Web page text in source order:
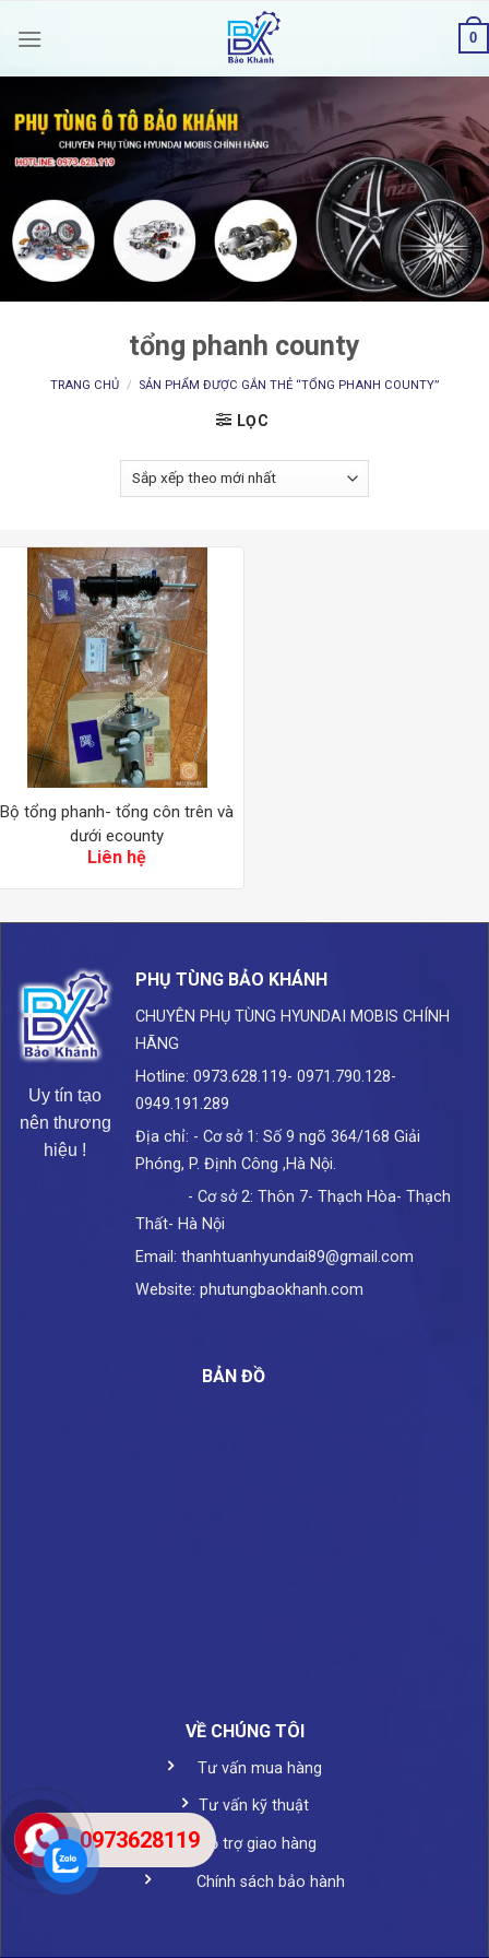
0
tổng phanh county
TRANG CHỦ / SẢN PHẨM ĐƯỢC GẮN THẺ “TỔNG PHANH COUNTY”
LỌC
Bộ tổng phanh- tổng côn trên và
dưới ecounty
Liên hệ
Uy tín tạo
nên thương
hiệu !
PHỤ TÙNG BẢO KHÁNH
CHUYÊN PHỤ TÙNG HYUNDAI MOBIS CHÍNH
HÃNG
Hotline: 0973.628.119- 0971.790.128-
0949.191.289
Địa chỉ: - Cơ sở 1: Số 9 ngõ 364/168 Giải
Phóng, P. Định Công ,Hà Nội.
- Cơ sở 2: Thôn 7- Thạch Hòa- Thạch
Thất- Hà Nội
Email: thanhtuanhyundai89@gmail.com
Website: phutungbaokhanh.com
BẢN ĐỒ
VỀ CHÚNG TÔI
Tư vấn mua hàng
Tư vấn kỹ thuật
Hỗ trợ giao hàng
Chính sách bảo hành
0973628119